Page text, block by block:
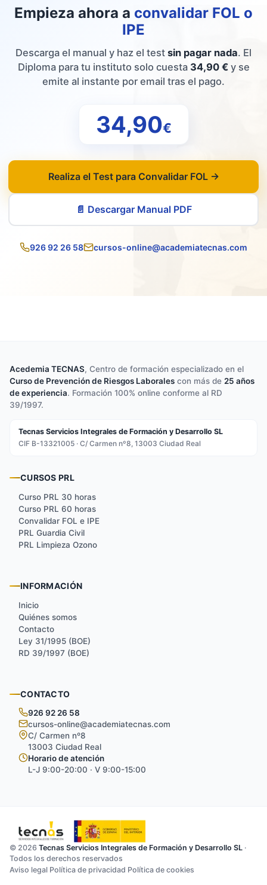
Empieza ahora a convalidar FOL o
IPE
Descarga el manual y haz el test sin pagar nada. El
Diploma para tu instituto solo cuesta 34,90 €y se
emite al instante por email tras el pago.
34,90€
Realiza el Test para Convalidar FOL →
📄 Descargar Manual PDF
926 92 26 58 cursos-online@academiatecnas.com
Convalidar FOL/IPE
Acedemia TECNAS, Centro de formación especializado en el
Curso de Prevención de Riesgos Laborales con más de 25 años
de experiencia. Formación 100% online conforme al RD
39/1997.
Tecnas Servicios Integrales de Formación y Desarrollo SL
CIF B-13321005 · C/ Carmen nº8, 13003 Ciudad Real
CURSOS PRL
Curso PRL 30 horas
Curso PRL 60 horas
Convalidar FOL e IPE
PRL Guardia Civil
PRL Limpieza Ozono
INFORMACIÓN
Inicio
Quiénes somos
Contacto
Ley 31/1995 (BOE)
RD 39/1997 (BOE)
CONTACTO
926 92 26 58
cursos-online@academiatecnas.com
C/ Carmen nº8
13003 Ciudad Real
Horario de atención
L-J 9:00-20:00 · V 9:00-15:00
© 2026 Tecnas Servicios Integrales de Formación y Desarrollo SL ·
Todos los derechos reservados
Aviso legal Política de privacidad Política de cookies